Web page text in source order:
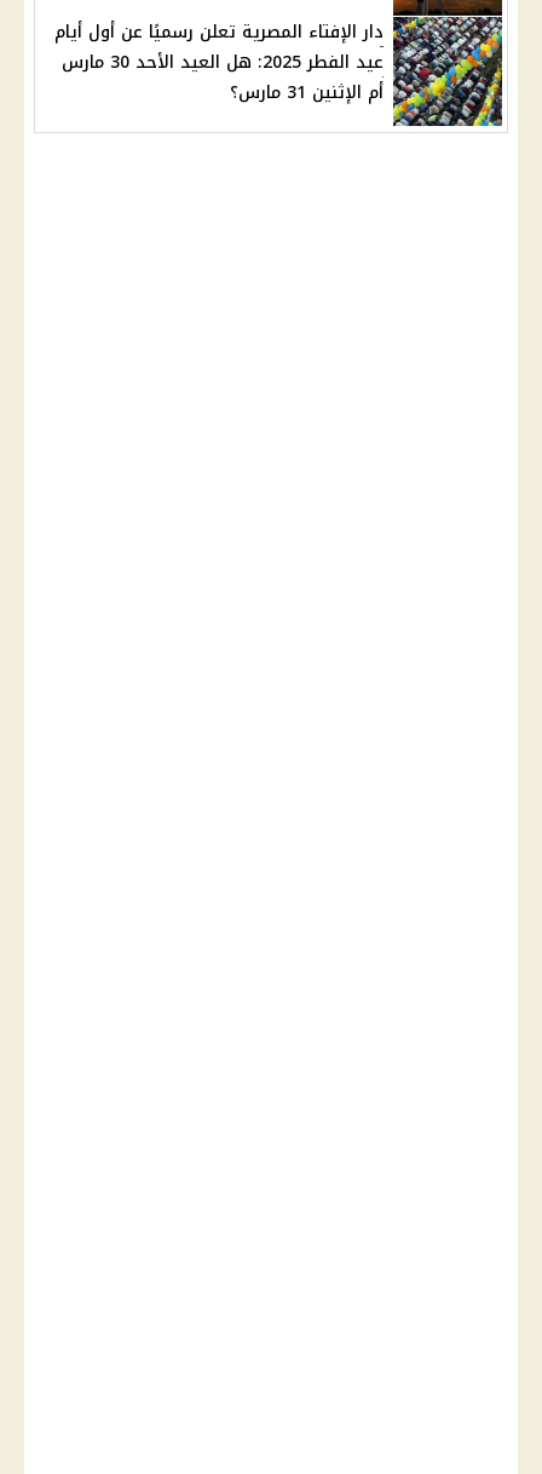
دار الإفتاء المصرية تعلن رسميًا عن أول أيام
عيد الفطر 2025: هل العيد الأحد 30 مارس
أم الإثنين 31 مارس؟